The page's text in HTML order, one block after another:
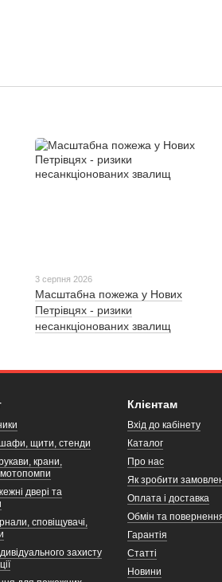
3 серпня 2026
Масштабна пожежа у Нових
Петрівцях - ризики
несанкціонованих звалищ
щити, стенди
крани,
мотопомпи
двері та
сповіщувачі,
захисту
Клієнтам
Вхід до кабінету
Каталог
Про нас
Як зробити
Оплата і доставка
Обмін та
Гарантія
Статті
Новини